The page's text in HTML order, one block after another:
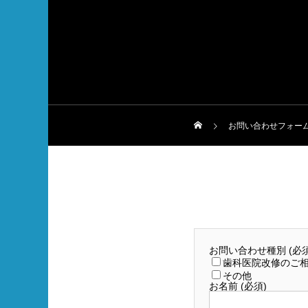
お問い合わせフォー
お問い合わせ種別 (必
歯科医院改修のご
その他
お名前 (必須)